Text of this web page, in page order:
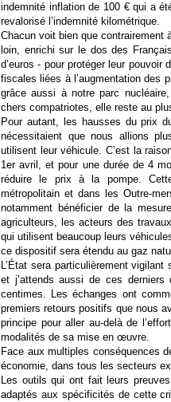
indemnité inflation de 100 € qui a
revalorisé l’indemnité kilométrique.
Chacun voit bien que contrairement
loin, enrichi sur le dos des
d’euros - pour protéger leur pouvoir
fiscales liées à l’augmentation des
grâce aussi à notre parc
chers compatriotes, elle reste au
Pour autant, les hausses du prix
nécessitaient que nous allions
utilisent leur véhicule. C’est la
1er avril, et pour une durée de 4
réduire le prix à la pompe.
métropolitain et dans les Outre-
notamment bénéficier de la
agriculteurs, les acteurs des
qui utilisent beaucoup leurs
ce dispositif sera étendu au gaz
L’État sera particulièrement
et j’attends aussi de ces
centimes. Les échanges ont
premiers retours positifs que nous
principe pour aller au-delà de
modalités de sa mise en œuvre.
Face aux multiples conséquences
économie, dans tous les secteurs
Les outils qui ont fait leurs
adaptés aux spécificités de cette